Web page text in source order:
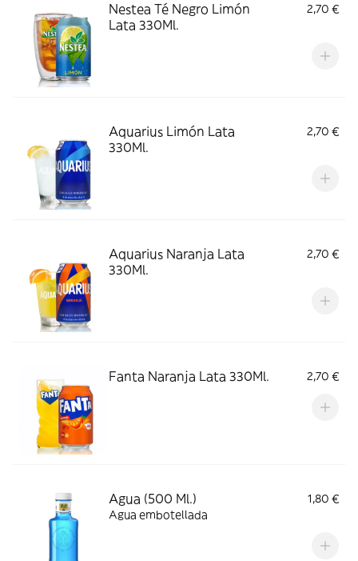
Nestea Té Negro Limón
Lata 330Ml.
2,70 €
Aquarius Limón Lata
330Ml.
2,70 €
Aquarius Naranja Lata
330Ml.
2,70 €
Fanta Naranja Lata 330Ml. 2,70 €
Agua (500 Ml.)
1,80 €
Agua embotellada